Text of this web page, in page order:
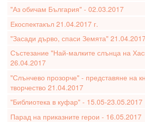
"Аз обичам България" - 02.03.2017
Екоспектакъл 21.04.2017 г.
"Засади дърво, спаси Земята"
Състезание "Най-малките слънца на
26.04.2017
"Слънчево прозорче" - представяне на
творчество 21.04.2017
"Библиотека в куфар" - 15.05-23.05.2017
Парад на приказните герои - 16.05.2017